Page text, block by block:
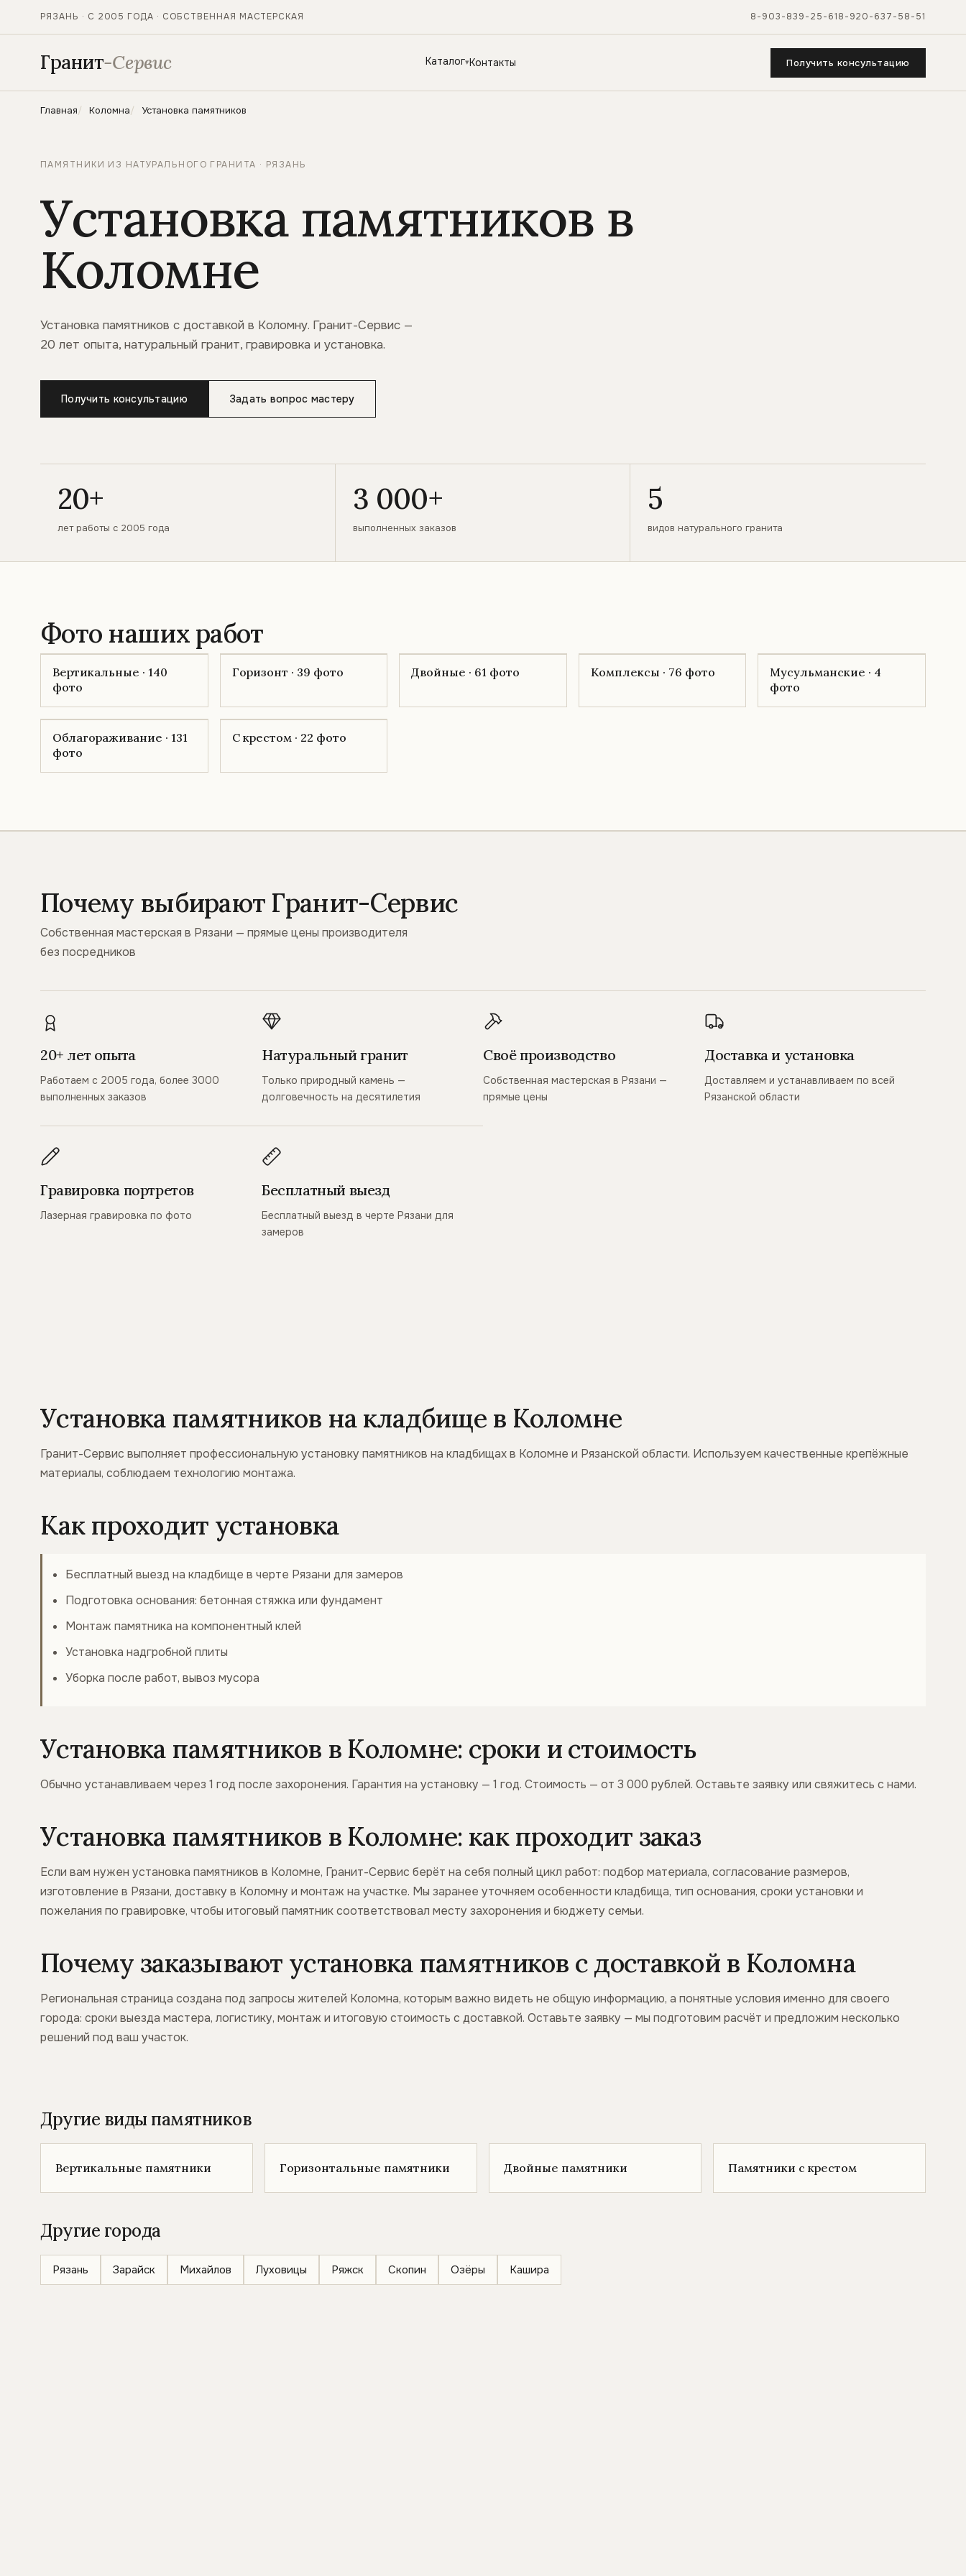
РЯЗАНЬ · С 2005 ГОДА · СОБСТВЕННАЯ МАСТЕРСКАЯ 8-903-839-25-618-920-637-58-51
Гранит-Сервис Каталог Контакты Получить консультацию
Главная Коломна Установка памятников
ПАМЯТНИКИ ИЗ НАТУРАЛЬНОГО ГРАНИТА · РЯЗАНЬ
Установка памятников в
Коломне
Установка памятников с доставкой в Коломну. Гранит-Сервис —
20 лет опыта, натуральный гранит, гравировка и установка.
Получить консультацию Задать вопрос мастеру
20+
лет работы с 2005 года
3 000+
выполненных заказов
5
видов натурального гранита
Фото наших работ
Вертикальные · 140
фото
Горизонт · 39 фото Двойные · 61 фото Комплексы · 76 фото
Мусульманские · 4
фото
Облагораживание · 131
фото
С крестом · 22 фото
Почему выбирают Гранит-Сервис
Собственная мастерская в Рязани — прямые цены производителя
без посредников
20+ лет опыта
Работаем с 2005 года, более 3000
выполненных заказов
Натуральный гранит
Только природный камень —
долговечность на десятилетия
Своё производство
Собственная мастерская в Рязани —
прямые цены
Доставка и установка
Доставляем и устанавливаем по всей
Рязанской области
Гравировка портретов
Лазерная гравировка по фото
Бесплатный выезд
Бесплатный выезд в черте Рязани для
замеров
Установка памятников на кладбище в Коломне
Гранит-Сервис выполняет профессиональную установку памятников на кладбищах в Коломне и Рязанской области. Используем качественные крепёжные
материалы, соблюдаем технологию монтажа.
Как проходит установка
Бесплатный выезд на кладбище в черте Рязани для замеров
Подготовка основания: бетонная стяжка или фундамент
Монтаж памятника на компонентный клей
Установка надгробной плиты
Уборка после работ, вывоз мусора
Установка памятников в Коломне: сроки и стоимость
Обычно устанавливаем через 1 год после захоронения. Гарантия на установку — 1 год. Стоимость — от 3 000 рублей. Оставьте заявку или свяжитесь с нами.
Установка памятников в Коломне: как проходит заказ
Если вам нужен установка памятников в Коломне, Гранит-Сервис берёт на себя полный цикл работ: подбор материала, согласование размеров,
изготовление в Рязани, доставку в Коломну и монтаж на участке. Мы заранее уточняем особенности кладбища, тип основания, сроки установки и
пожелания по гравировке, чтобы итоговый памятник соответствовал месту захоронения и бюджету семьи.
Почему заказывают установка памятников с доставкой в Коломна
Региональная страница создана под запросы жителей Коломна, которым важно видеть не общую информацию, а понятные условия именно для своего
города: сроки выезда мастера, логистику, монтаж и итоговую стоимость с доставкой. Оставьте заявку — мы подготовим расчёт и предложим несколько
решений под ваш участок.
Другие виды памятников
Вертикальные памятники Горизонтальные памятники Двойные памятники Памятники с крестом
Другие города
Рязань Зарайск Михайлов Луховицы Ряжск Скопин Озёры Кашира